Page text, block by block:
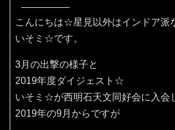
こんにちは☆星見以外はインドア派
いそミ☆です。
3月の出撃の様子と
2019年度ダイジェスト☆
いそミ☆が西明石天文同好会に入会
2019年の9月からですが